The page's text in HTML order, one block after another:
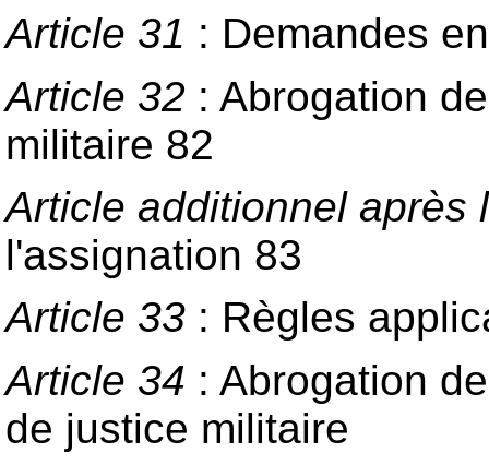
Article 31 : Demandes
Article 32 : Abrogation
militaire 82
Article additionnel après
l'assignation 83
Article 33 : Règles
Article 34 : Abrogation
de justice militaire